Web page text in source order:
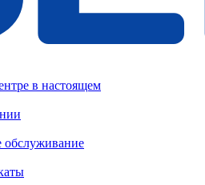
в настоящем
обслуживание